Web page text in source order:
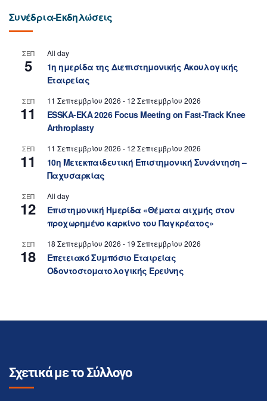
Συνέδρια-Εκδηλώσεις
ΣΕΠ
5
All day
1η ημερίδα της Διεπιστημονικής Ακουλογικής
Εταιρείας
ΣΕΠ
11
11 Σεπτεμβρίου 2026 - 12 Σεπτεμβρίου 2026
ESSKA-EKA 2026 Focus Meeting on Fast-Track Knee
Arthroplasty
ΣΕΠ
11
11 Σεπτεμβρίου 2026 - 12 Σεπτεμβρίου 2026
10η Μετεκπαιδευτική Επιστημονική Συνάντηση –
Παχυσαρκίας
ΣΕΠ
12
All day
Επιστημονική Ημερίδα «Θέματα αιχμής στον
προχωρημένο καρκίνο του Παγκρέατος»
ΣΕΠ
18
18 Σεπτεμβρίου 2026 - 19 Σεπτεμβρίου 2026
Επετειακό Συμπόσιο Εταιρείας
Οδοντοστοματολογικής Ερεύνης
Σχετικά με το Σύλλογο